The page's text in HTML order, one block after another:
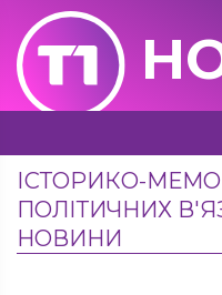
ІСТОРИКО-
ПОЛІТИЧНИХ
НОВИНИ